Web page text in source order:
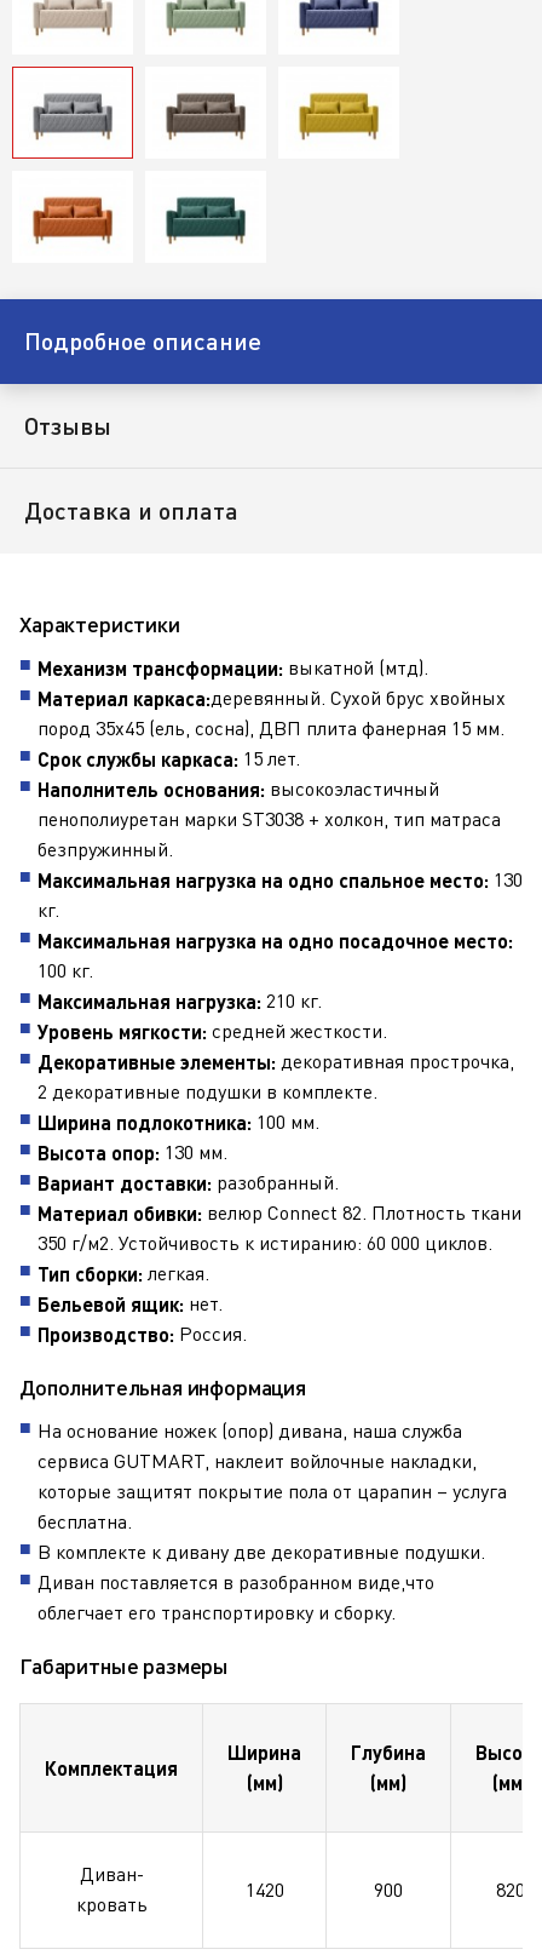
Подробное описание
Отзывы
Доставка и оплата
Характеристики
Механизм трансформации: выкатной (мтд).
Материал каркаса:деревянный. Сухой брус хвойных
пород 35х45 (ель, сосна), ДВП плита фанерная 15 мм.
Срок службы каркаса: 15 лет.
Наполнитель основания: высокоэластичный
пенополиуретан марки ST3038 + холкон, тип матраса
безпружинный.
Максимальная нагрузка на одно спальное место: 130
кг.
Максимальная нагрузка на одно посадочное место:
100 кг.
Максимальная нагрузка: 210 кг.
Уровень мягкости: средней жесткости.
Декоративные элементы: декоративная прострочка,
2 декоративные подушки в комплекте.
Ширина подлокотника: 100 мм.
Высота опор: 130 мм.
Вариант доставки: разобранный.
Материал обивки: велюр Connect 82. Плотность ткани
350 г/м2. Устойчивость к истиранию: 60 000 циклов.
Тип сборки: легкая.
Бельевой ящик: нет.
Производство: Россия.
Дополнительная информация
На основание ножек (опор) дивана, наша служба
сервиса GUTMART, наклеит войлочные накладки,
которые защитят покрытие пола от царапин – услуга
бесплатна.
В комплекте к дивану две декоративные подушки.
Диван поставляется в разобранном виде,что
облегчает его транспортировку и сборку.
Габаритные размеры
Комплектация
Ширина
(мм)
Глубина
(мм)
(мм)
Диван-
кровать
1420 900 820